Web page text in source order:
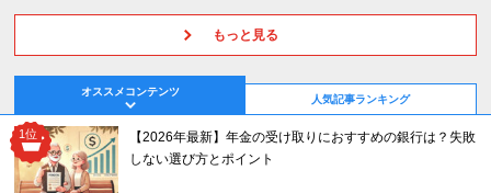
もっと見る
オススメコンテンツ
人気記事ランキング
【2026年最新】年金の受け取りにおすすめの銀行は？失敗
しない選び方とポイント